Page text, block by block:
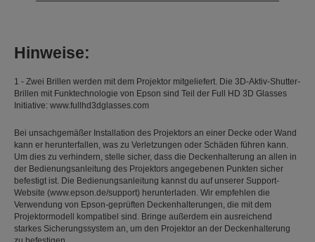
Hinweise:
1 - Zwei Brillen werden mit dem Projektor mitgeliefert. Die 3D-Aktiv-Shutter-
Brillen mit Funktechnologie von Epson sind Teil der Full HD 3D Glasses
Initiative: www.fullhd3dglasses.com
Bei unsachgemäßer Installation des Projektors an einer Decke oder Wand
kann er herunterfallen, was zu Verletzungen oder Schäden führen kann.
Um dies zu verhindern, stelle sicher, dass die Deckenhalterung an allen in
der Bedienungsanleitung des Projektors angegebenen Punkten sicher
befestigt ist. Die Bedienungsanleitung kannst du auf unserer Support-
Website (www.epson.de/support) herunterladen. Wir empfehlen die
Verwendung von Epson-geprüften Deckenhalterungen, die mit dem
Projektormodell kompatibel sind. Bringe außerdem ein ausreichend
starkes Sicherungssystem an, um den Projektor an der Deckenhalterung